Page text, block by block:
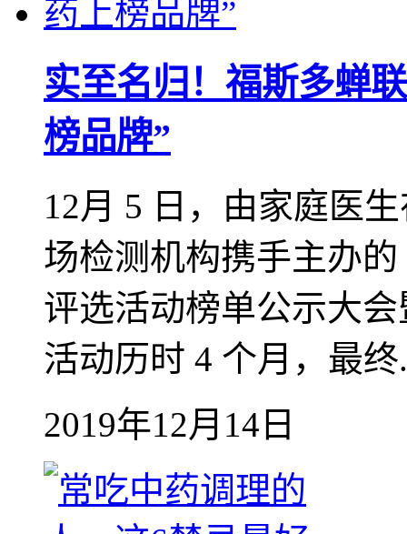
实至名归！福斯多蝉
榜品牌”
12月 5 日，由家庭医
场检测机构携手主办
评选活动榜单公示大
活动历时 4 个月，最终
2019年12月14日